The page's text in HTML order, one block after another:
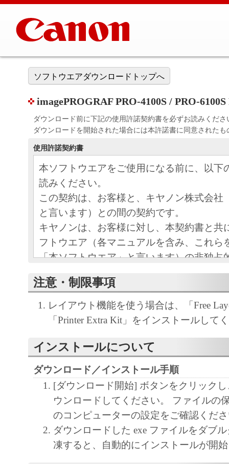
ソフトウエアダウンロードトップへ
imagePROGRAF PRO-4100S / PRO-
ダウンロード前に下記の使用許諾契約書を必ずお読みくださ
ダウンロードを開始された場合には本許諾書に同意された
使用許諾契約書
本ソフトウエアをご使用になる前に、以下
読みください。
この契約は、お客様と、キヤノン株式会社
と言います）との間の契約です。
キヤノンは、お客様に対し、本契約書と共
フトウエア（各マニュアルを含み、これら
「本ソフトウエア」と言います）の非独占
条項に基づき許諾し、お客様も下記条項に
ものとします。
お客様は、「本ソフトウエア」のインスト
この契約に同意したことになります。
ストールされず、直ちに「本ソフトウエア
さい。
１．使用許諾
(1) お客様は、「本ソフトウエア」を、キ
ェットプリンタ（以下「プリンタ」と言い
たはネットワークを通じ接続される複数の
注意・制限事項
レイアウト機能を使う場合は、「Free
「Printer Extra Kit」をインストールして
インストールについて
ダウンロード／インストール手順
[ダウンロード開始] ボタンをクリック
ウンロードしてください。 ファイルの
のコンピューターの設定をご確認くだ
ダウンロードした exe ファイルをダブ
凍すると、自動的にインストールが開